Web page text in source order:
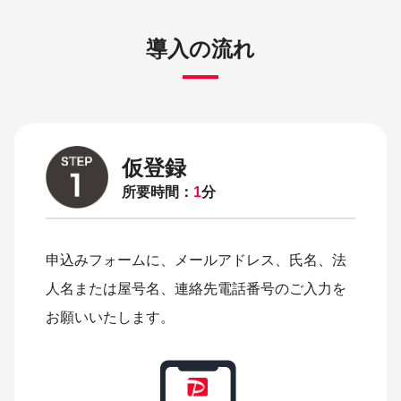
導入の流れ
仮登録
所要時間： 1分
申込みフォームに、メールアドレス、氏名、法
人名または屋号名、連絡先電話番号のご入力を
お願いいたします。